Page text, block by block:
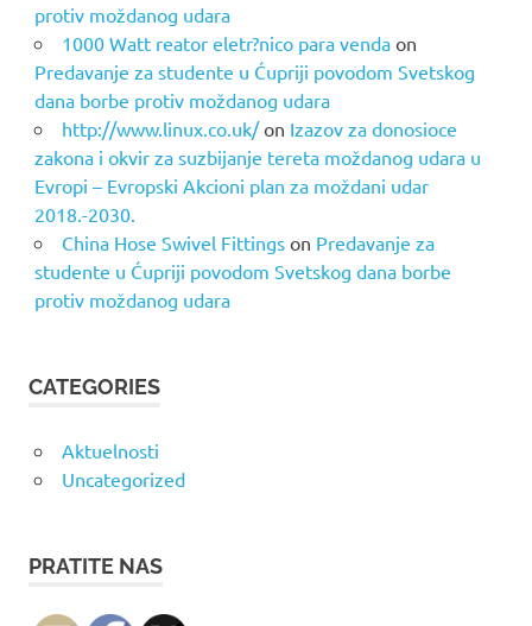
protiv moždanog udara
1000 Watt reator eletr?nico para vendaon
Predavanje za studente u Ćupriji povodom Svetskog
dana borbe protiv moždanog udara
http://www.linux.co.uk/on Izazov za donosioce
zakona i okvir za suzbijanje tereta moždanog udara u
Evropi – Evropski Akcioni plan za moždani udar
2018.-2030.
China Hose Swivel Fittingson Predavanje za
studente u Ćupriji povodom Svetskog dana borbe
protiv moždanog udara
CATEGORIES
Aktuelnosti
Uncategorized
PRATITE NAS